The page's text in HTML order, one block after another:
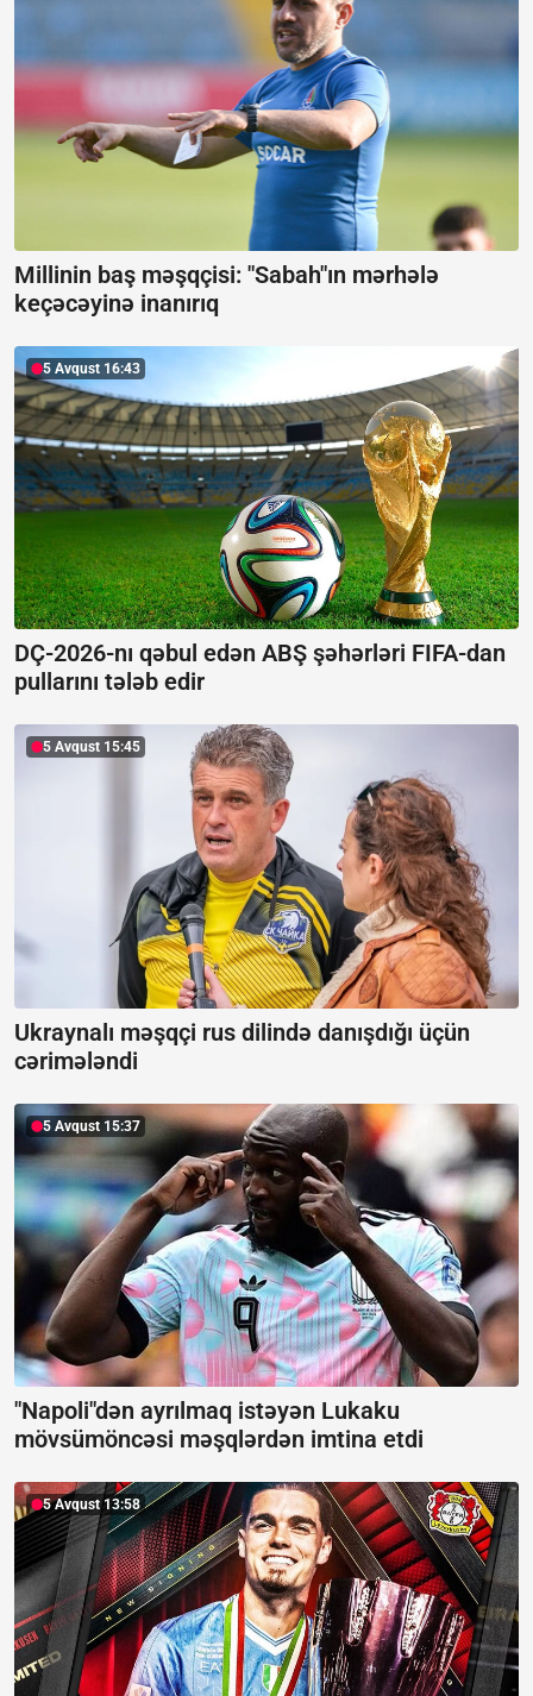
Millinin baş məşqçisi: "Sabah"ın mərhələ
keçəcəyinə inanırıq
5 Avqust 16:43
DÇ-2026-nı qəbul edən ABŞ şəhərləri FIFA-dan
pullarını tələb edir
5 Avqust 15:45
Ukraynalı məşqçi rus dilində danışdığı üçün
cərimələndi
5 Avqust 15:37
"Napoli"dən ayrılmaq istəyən Lukaku
mövsümöncəsi məşqlərdən imtina etdi
5 Avqust 13:58